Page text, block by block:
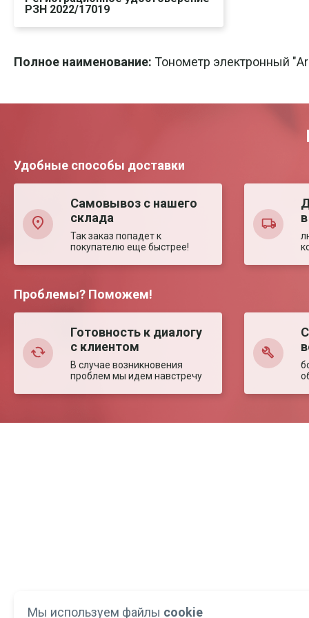
РЗН 2022/17019
Полное наименование: Тонометр электронный
Удобные способы доставки
Самовывоз с нашего
склада
Так заказ попадет к
покупателю еще быстрее!
Проблемы? Поможем!
Готовность к диалогу
с клиентом
В случае возникновения
проблем мы идем навстречу
Мы используем файлы cookie